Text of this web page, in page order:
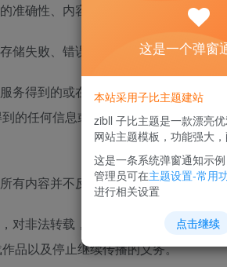
准确性、内容、完整性、合法性、可
失败、错误提供或未及时提供不承担
务得到的或在其上刊登广告所推介的
的任何信息或建议做任何担保。对
有内容并不反映亦不代表任何听风博
对非法转载，盗版行为的发生不具备
品以及停止继续传播的义务。
这是一个弹窗
本站采用子比主题建站
zibll 子比主题是一款漂亮
网站主题模板，功能强大
这是一条系统弹窗通知示例
管理员可在主题设置-常用
进行相关设置
点击继续